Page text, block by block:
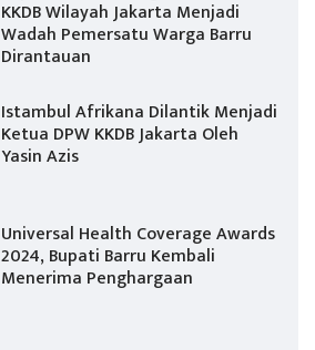
KKDB Wilayah Jakarta Menjadi
Wadah Pemersatu Warga Barru
Dirantauan
Istambul Afrikana Dilantik Menjadi
Ketua DPW KKDB Jakarta Oleh
Yasin Azis
Universal Health Coverage Awards
2024, Bupati Barru Kembali
Menerima Penghargaan